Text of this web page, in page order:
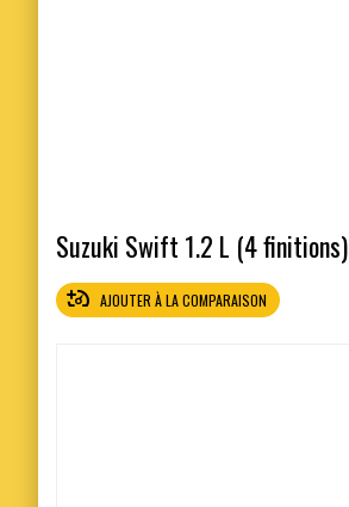
Suzuki Swift 1.2 L (4 finitions)
AJOUTER À LA COMPARAISON